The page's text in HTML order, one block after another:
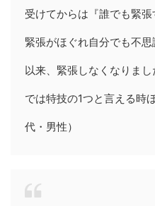
受けてからは『誰でも緊
緊張がほぐれ自分でも不
以来、緊張しなくなりま
では特技の1つと言える時
代・男性）